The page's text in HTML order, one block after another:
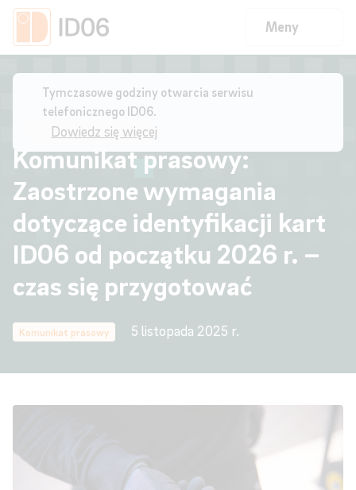
Meny
Tymczasowe godziny otwarcia serwisu
telefonicznego ID06.
Dowiedz się więcej
Strona główna / Komunikat prasowy: Zaostrzone wymagania
dotyczące identyfikacji kart ID06 od początku 2026 r. – czas na
Komunikat prasowy:
Zaostrzone wymagania
dotyczące identyfikacji kart
ID06 od początku 2026 r. –
czas się przygotować
Komunikat prasowy 5 listopada 2025 r.